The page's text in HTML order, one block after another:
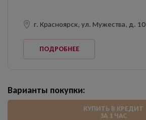
г. Красноярск, ул. Мужества, д. 10
ПОДРОБНЕЕ
Варианты покупки:
КУПИТЬ В КРЕДИТ
ЗА 1 ЧАС